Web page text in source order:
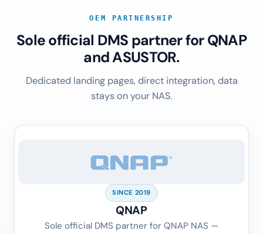
OEM PARTNERSHIP
Sole official DMS partner for QNAP
and ASUSTOR.
Dedicated landing pages, direct integration, data
stays on your NAS.
SINCE 2019
QNAP
Sole official DMS partner for QNAP NAS —